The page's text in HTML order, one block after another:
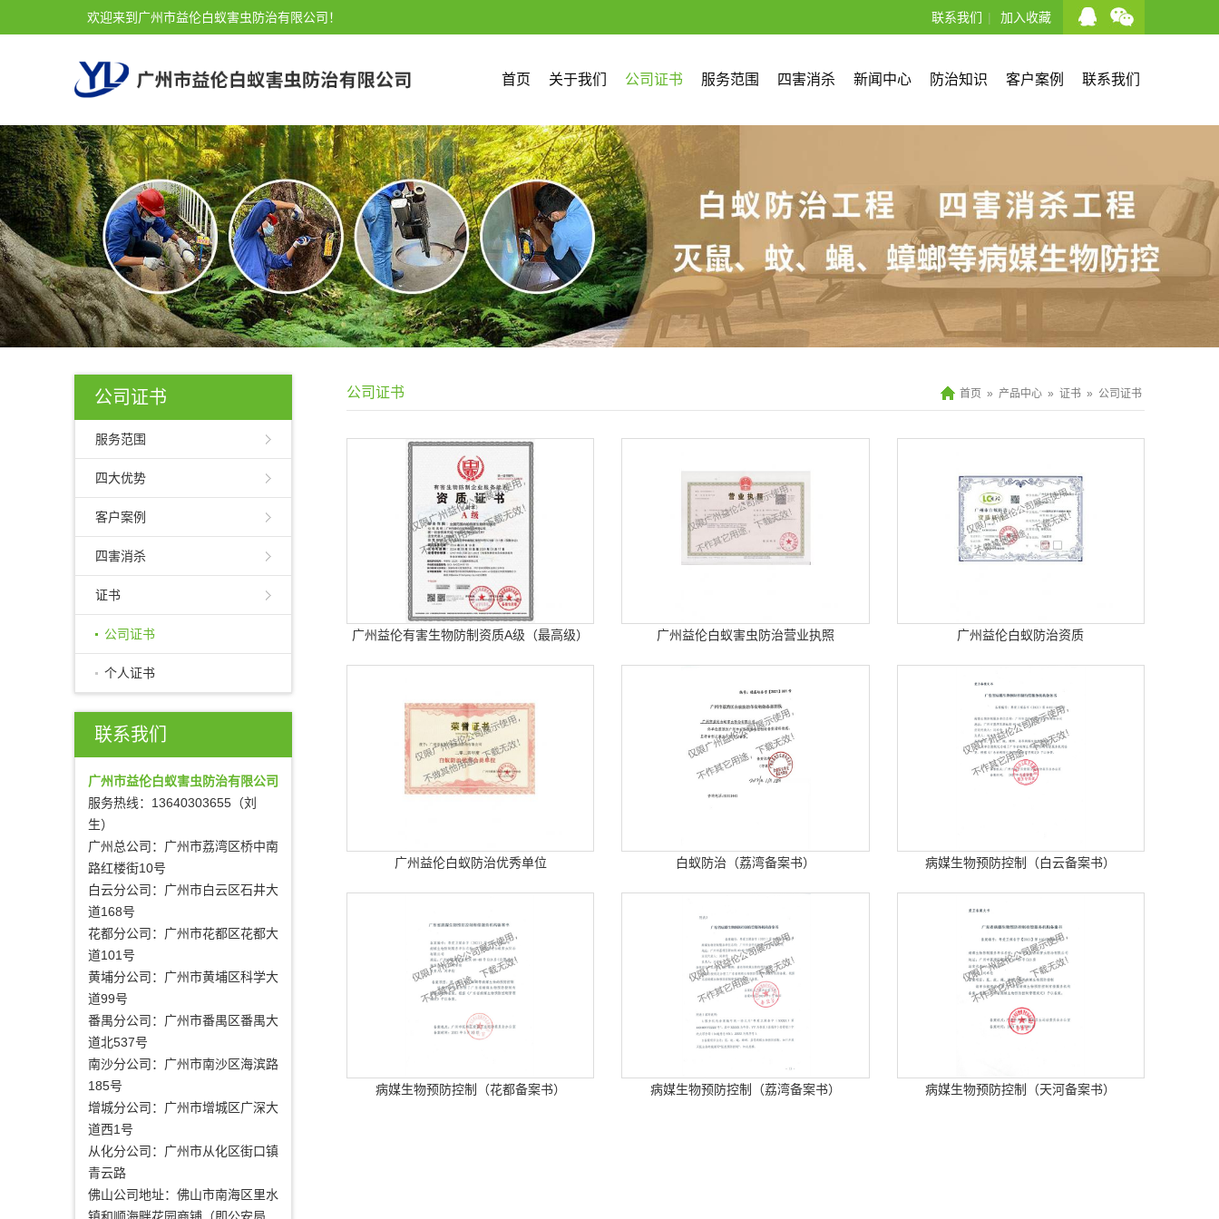
欢迎来到广州市益伦白蚁害虫防治有限公司！ 联系我们 | 加入收藏
首页 关于我们 公司证书 服务范围 四害消杀 新闻中心 防治知识 客户案例 联系我们
公司证书
服务范围
四大优势
客户案例
四害消杀
证书
公司证书
个人证书
联系我们
广州市益伦白蚁害虫防治有限公司
服务热线：13640303655（刘
生）
广州总公司：广州市荔湾区桥中南
路红楼街10号
白云分公司：广州市白云区石井大
道168号
花都分公司：广州市花都区花都大
道101号
黄埔分公司：广州市黄埔区科学大
道99号
番禺分公司：广州市番禺区番禺大
道北537号
南沙分公司：广州市南沙区海滨路
185号
增城分公司：广州市增城区广深大
道西1号
从化分公司：广州市从化区街口镇
青云路
佛山公司地址：佛山市南海区里水
公司证书 首页 » 产品中心 » 证书 » 公司证书
广州益伦有害生物防制资质A级（最高级） 广州益伦白蚁害虫防治营业执照 广州益伦白蚁防治资质
广州益伦白蚁防治优秀单位 白蚁防治（荔湾备案书） 病媒生物预防控制（白云备案书）
病媒生物预防控制（花都备案书） 病媒生物预防控制（荔湾备案书） 病媒生物预防控制（天河备案书）